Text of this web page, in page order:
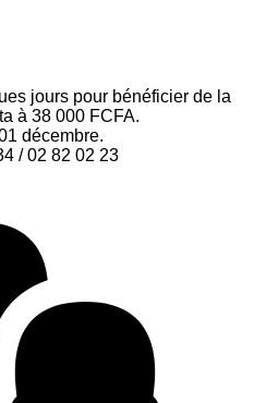
jours pour bénéficier de la
à 38 000 FCFA.
décembre.
/ 02 82 02 23